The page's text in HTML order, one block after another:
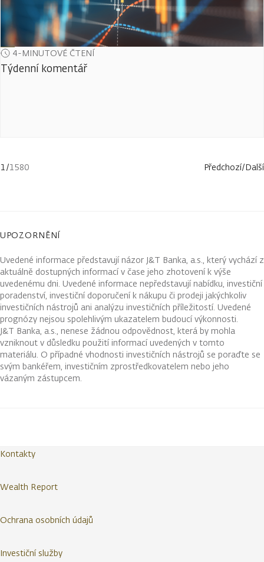
4-MINUTOVÉ ČTENÍ
Týdenní komentář
1/1580 Předchozí/Další
UPOZORNĚNÍ
Uvedené informace představují názor J&T Banka, a.s., který vychází z
aktuálně dostupných informací v čase jeho zhotovení k výše
uvedenému dni. Uvedené informace nepředstavují nabídku, investiční
poradenství, investiční doporučení k nákupu či prodeji jakýchkoliv
investičních nástrojů ani analýzu investičních příležitostí. Uvedené
prognózy nejsou spolehlivým ukazatelem budoucí výkonnosti.
J&T Banka, a.s., nenese žádnou odpovědnost, která by mohla
vzniknout v důsledku použití informací uvedených v tomto
materiálu. O případné vhodnosti investičních nástrojů se poraďte se
svým bankéřem, investičním zprostředkovatelem nebo jeho
vázaným zástupcem.
Kontakty
Wealth Report
Ochrana osobních údajů
Investiční služby